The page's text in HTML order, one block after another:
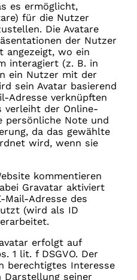
es ermöglicht,
für die Nutzer
Die Avatare
der Nutzer
angezeigt, wo ein
interagiert (z. B. in
ein Nutzer mit der
sein Avatar basierend
Adresse verknüpften
verleiht der Online-
persönliche Note und
da das gewählte
wird, wenn sie
kommentieren
Gravatar aktiviert
Adresse des
(wird als ID
erfolgt auf
1 lit. f DSGVO. Der
berechtigtes Interesse
Darstellung seiner